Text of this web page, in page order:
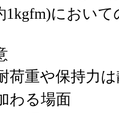
1kgfm)におい
荷重や保持力
わる場面